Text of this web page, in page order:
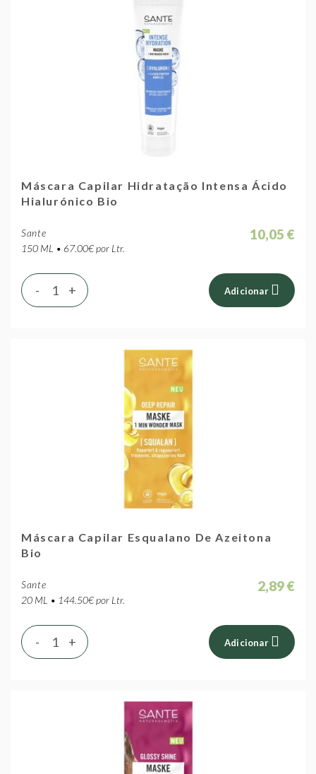
Máscara Capilar Hidratação Intensa Ácido
Hialurónico Bio
Sante
150 ML • 67.00€ por Ltr.
10,05 €
+
- Adicionar
Máscara Capilar Esqualano De Azeitona
Bio
Sante
20 ML • 144.50€ por Ltr.
2,89 €
+
- Adicionar